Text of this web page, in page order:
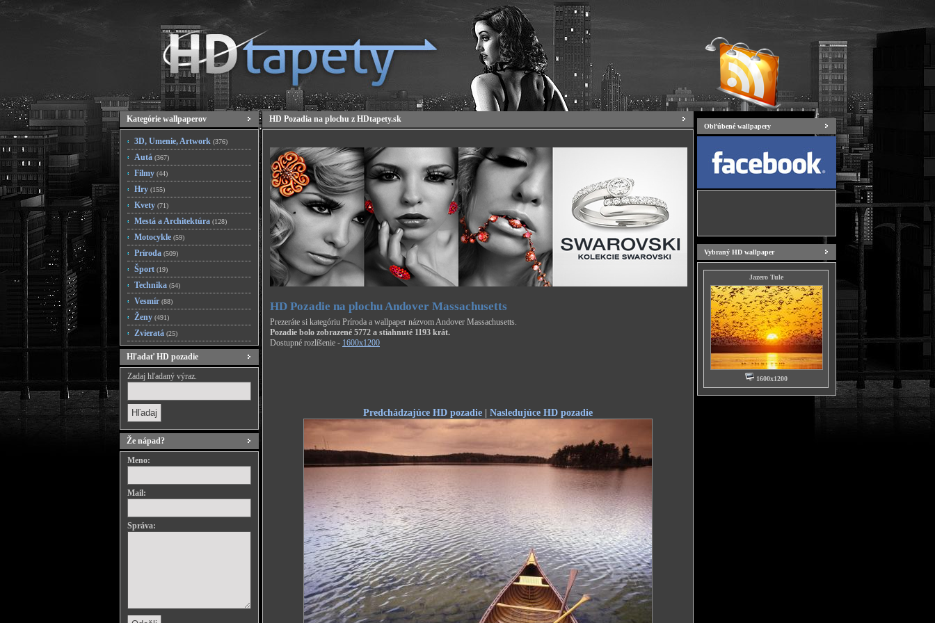
Kategórie wallpaperov
3D, Umenie, Artwork (376)
Autá (367)
Filmy (44)
Hry (155)
Kvety (71)
Mestá a Architektúra (128)
Motocykle (59)
Príroda (509)
Šport (19)
Technika (54)
Vesmír (88)
Ženy (491)
Zvieratá (25)
Hľadať HD pozadie
Zadaj hľadaný výraz.
Že nápad?
Meno:
Mail:
Správa:
HD Pozadia na plochu z HDtapety.sk
HD Pozadie na plochu Andover Massachusetts
Prezeráte si kategóriu Príroda a wallpaper názvom Andover Massachusetts.
Pozadie bolo zobrazené 5772 a stiahnuté 1193 krát.
Dostupné rozlíšenie - 1600x1200
Predchádzajúce HD pozadie | Nasledujúce HD pozadie
Obľúbené wallpapery
Vybraný HD wallpaper
Jazero Tule
1600x1200